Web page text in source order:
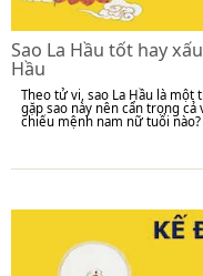
Sao La Hầu tốt hay
Hầu
Theo tử vi, sao La Hầu là
gặp sao này nên cẩn trọng cả
chiếu mệnh nam nữ tuổi